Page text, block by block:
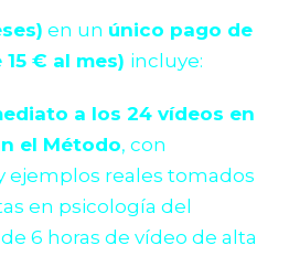
en un único pago de
€ al mes) incluye:
a los 24 vídeos en
el Método, con
ejemplos reales tomados
en psicología del
6 horas de vídeo de alta